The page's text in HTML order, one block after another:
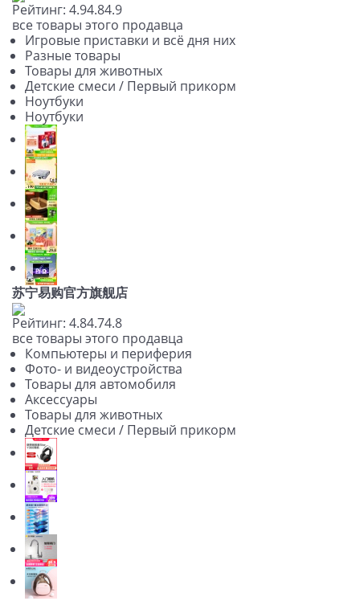
Рейтинг: 4.94.84.9
все товары этого продавца
Игровые приставки и всё дня них
Разные товары
Товары для животных
Детские смеси / Первый прикорм
Ноутбуки
Ноутбуки
苏宁易购官方旗舰店
Рейтинг: 4.84.74.8
все товары этого продавца
Компьютеры и периферия
Фото- и видеоустройства
Товары для автомобиля
Аксессуары
Товары для животных
Детские смеси / Первый прикорм